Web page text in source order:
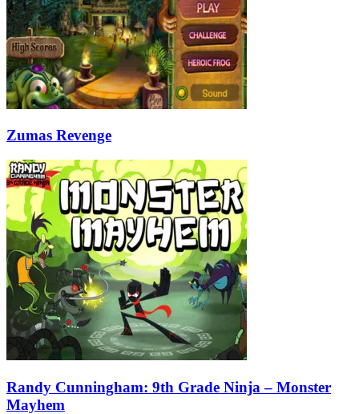
Zumas Revenge
Randy Cunningham: 9th Grade Ninja – Monster
Mayhem